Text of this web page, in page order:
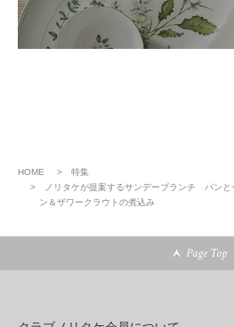
HOME
特集
ノリタケが提案するサンデーブランチ パン
ン＆ザワークラウトの煮込み
Page Top